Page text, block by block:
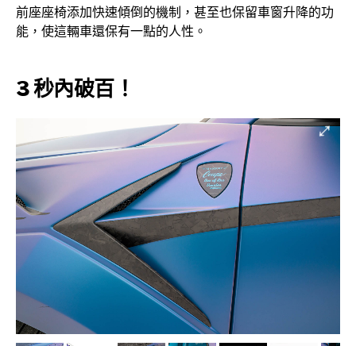
前座座椅添加快速傾倒的機制，甚至也保留車窗升降的功
能，使這輛車還保有一點的人性。
3 秒內破百！